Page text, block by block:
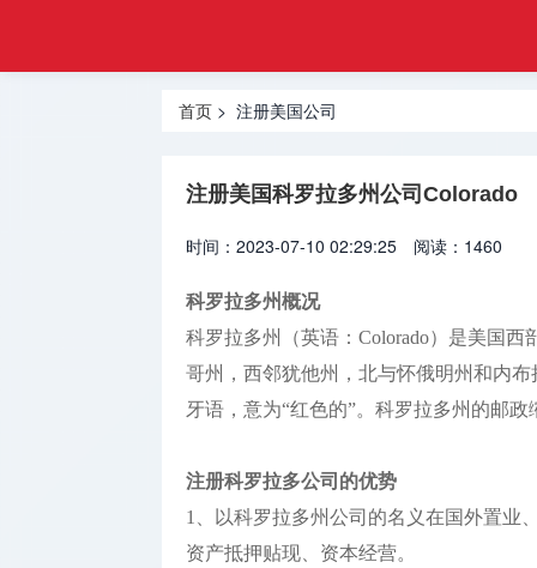
注册
登记
网
公司
公司
注册美国
公司
注册海外
公司
海外银行
开户
首页 > 注册美国公司
注册美国科罗拉多州公司Colorado
时间：2023-07-10 02:29:25 阅读：1460
科罗拉多州概况
科罗拉多州（英语：Colorado）是美国
哥州，西邻犹他州，北与怀俄明州和内
牙语，意为“红色的”。科罗拉多州的邮政
注册科罗拉多公司的优势
1、以科罗拉多州公司的名义在国外置业
资产抵押贴现、资本经营。